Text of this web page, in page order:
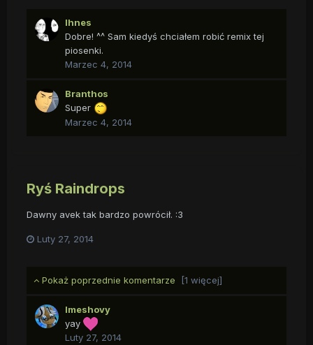
Ihnes
Dobre! ^^ Sam kiedyś chciałem robić remix tej
piosenki.
Marzec 4, 2014
Branthos
Super
Marzec 4, 2014
Ryś Raindrops
Dawny avek tak bardzo powrócił. :3
Luty 27, 2014
Pokaż poprzednie komentarze [1 więcej]
Imeshovy
yay
Luty 27, 2014